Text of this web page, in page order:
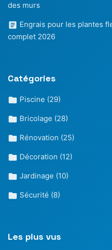
des murs
Engrais pour les plantes
complet 2026
Catégories
Piscine (29)
Bricolage (28)
Rénovation (25)
Décoration (12)
Jardinage (10)
Sécurité (8)
Les plus vus